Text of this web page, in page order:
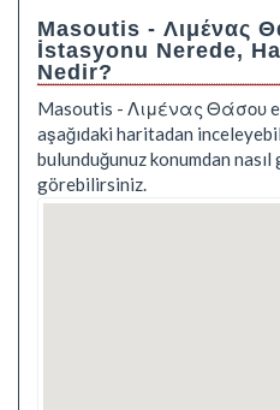
Masoutis - Λιμένας
İstasyonu Nerede,
Nedir?
Masoutis - Λιμένας Θάσου
aşağıdaki haritadan
bulunduğunuz konumdan
görebilirsiniz.